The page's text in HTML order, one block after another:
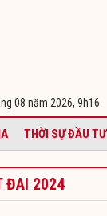
08 năm 2026, 9h16
THỜI SỰ ĐẦU TƯ
ĐAI 2024